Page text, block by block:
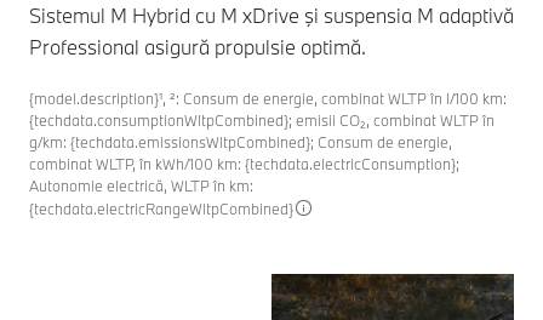
Sistemul M Hybrid cu M xDrive şi suspensia M adaptivă
Professional asigură propulsie optimă.
{model.description}¹, ²: Consum de energie, combinat WLTP în l/100 km:
{techdata.consumptionWltpCombined}; emisii CO₂, combinat WLTP în
g/km: {techdata.emissionsWltpCombined}; Consum de energie,
combinat WLTP, în kWh/100 km: {techdata.electricConsumption};
Autonomie electrică, WLTP în km:
{techdata.electricRangeWltpCombined}